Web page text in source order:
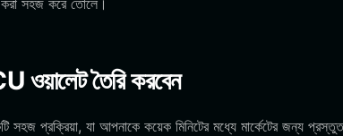
করা সহজ করে তোলে।
ওয়ালেট তৈরি করবেন
প্রক্রিয়া, যা আপনাকে কয়েক মিনিটের মধ্যে মার্কেটের জন্য